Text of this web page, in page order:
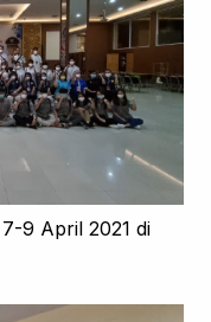
9 April 2021 di